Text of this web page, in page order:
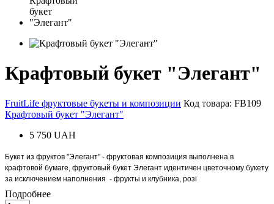
Крафтовый букет "Элегант"
FruitLife фруктовые букеты и композиции Код товара: FB109
Крафтовый букет "Элегант"
5 750 UAH
Букет из фруктов "Элегант" - фруктовая композиция выполнена в
крафтовой бумаге, фруктовый букет Элегант идентичен цветочному букету
за исключением наполнения - фрукты и клубника, розі
Подробнее